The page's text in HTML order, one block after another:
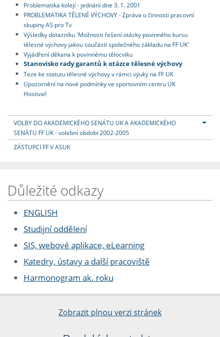
Problematika kolejí - jednání dne 3. 1. 2001
PROBLEMATIKA TĚLENÉ VÝCHOVY - Zpráva o činnosti pracovní
skupiny AS pro Tv
Výsledky dotazníku 'Možnosti řešení otázky povinného kursu
tělesné výchovy jakou součásti společného základu na FF UK'
Vyjádření děkana k povinnému tělocviku
Stanovisko rady garantů k otázce tělesné výchovy
Teze ke statutu tělesné výchovy v rámci výuky na FF UK
Upozornění na nové podmínky ve sportovním centru UK
Hostivař
VOLBY DO AKADEMICKÉHO SENÁTU UK A AKADEMICKÉHO
SENÁTU FF UK - volební období 2002-2005
ZÁSTUPCI FF V ASUK
Důležité odkazy
ENGLISH
Studijní oddělení
SIS, webové aplikace, eLearning
Katedry, ústavy a další pracoviště
Harmonogram ak. roku
Zobrazit plnou verzi stránek